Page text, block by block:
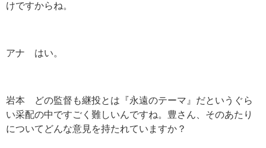
けですからね。
アナ はい。
岩本 どの監督も継投とは『永遠のテーマ』だというぐら
い采配の中ですごく難しいんですね。豊さん、そのあたり
についてどんな意見を持たれていますか？